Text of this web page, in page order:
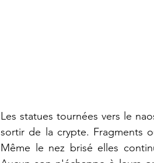
Les statues tournées vers le
sortir de la crypte. Fragments
Même le nez brisé elles